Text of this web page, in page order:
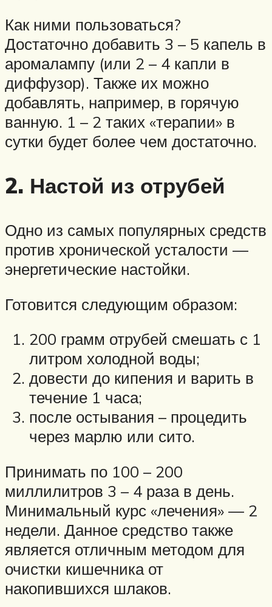
Как ними пользоваться?
Достаточно добавить 3 – 5 капель в
аромалампу (или 2 – 4 капли в
диффузор). Также их можно
добавлять, например, в горячую
ванную. 1 – 2 таких «терапии» в
сутки будет более чем достаточно.
2. Настой из отрубей
Одно из самых популярных средств
против хронической усталости —
энергетические настойки.
Готовится следующим образом:
200 грамм отрубей смешать с 1
литром холодной воды;
довести до кипения и варить в
течение 1 часа;
после остывания – процедить
через марлю или сито.
Принимать по 100 – 200
миллилитров 3 – 4 раза в день.
Минимальный курс «лечения» — 2
недели. Данное средство также
является отличным методом для
очистки кишечника от
накопившихся шлаков.